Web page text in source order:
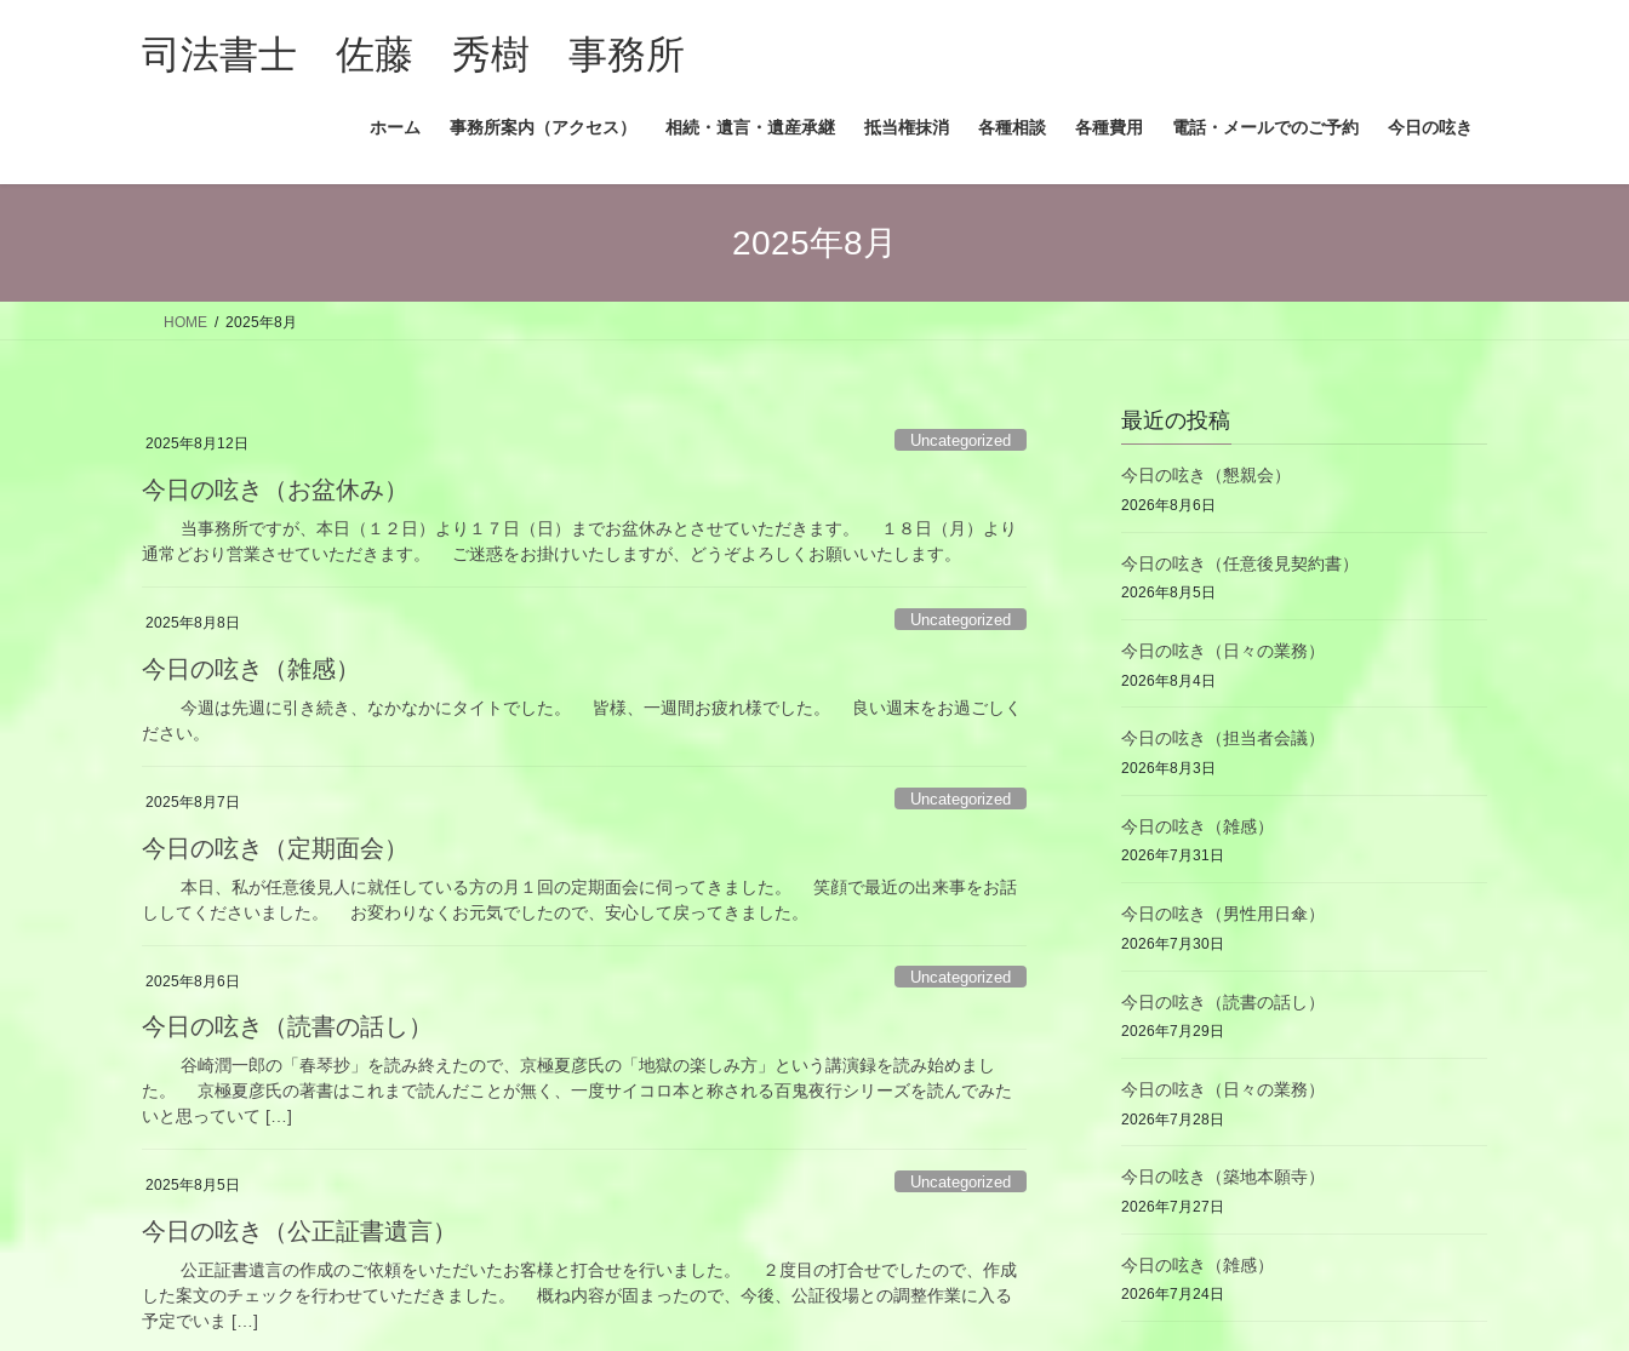
ス
ン
司法書士 佐藤 秀樹 事務所
ホーム 事務所案内（アクセス） 相続・遺言・遺産承継 抵当権抹消 各種相談 各種費用 電話・メールでのご予約 今日の呟き
2025年8月
HOME 2025年8月
2025年8月12日 Uncategorized
今日の呟き（お盆休み）
当事務所ですが、本日（１２日）より１７日（日）までお盆休みとさせていただきます。 １８日（月）より
通常どおり営業させていただきます。 ご迷惑をお掛けいたしますが、どうぞよろしくお願いいたします。
2025年8月8日 Uncategorized
今日の呟き（雑感）
今週は先週に引き続き、なかなかにタイトでした。 皆様、一週間お疲れ様でした。 良い週末をお過ごしく
ださい。
2025年8月7日 Uncategorized
今日の呟き（定期面会）
本日、私が任意後見人に就任している方の月１回の定期面会に伺ってきました。 笑顔で最近の出来事をお話
ししてくださいました。 お変わりなくお元気でしたので、安心して戻ってきました。
2025年8月6日 Uncategorized
今日の呟き（読書の話し）
谷崎潤一郎の「春琴抄」を読み終えたので、京極夏彦氏の「地獄の楽しみ方」という講演録を読み始めまし
た。 京極夏彦氏の著書はこれまで読んだことが無く、一度サイコロ本と称される百鬼夜行シリーズを読んでみた
いと思っていて […]
2025年8月5日 Uncategorized
今日の呟き（公正証書遺言）
公正証書遺言の作成のご依頼をいただいたお客様と打合せを行いました。 ２度目の打合せでしたので、作成
した案文のチェックを行わせていただきました。 概ね内容が固まったので、今後、公証役場との調整作業に入る
予定でいま […]
最近の投稿
今日の呟き（懇親会）
2026年8月6日
今日の呟き（任意後見契約書）
2026年8月5日
今日の呟き（日々の業務）
2026年8月4日
今日の呟き（担当者会議）
2026年8月3日
今日の呟き（雑感）
2026年7月31日
今日の呟き（男性用日傘）
2026年7月30日
今日の呟き（読書の話し）
2026年7月29日
今日の呟き（日々の業務）
2026年7月28日
今日の呟き（築地本願寺）
2026年7月27日
今日の呟き（雑感）
2026年7月24日